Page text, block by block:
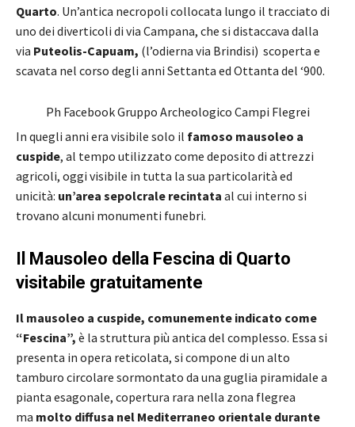
Quarto. Un’antica necropoli collocata lungo il tracciato di
uno dei diverticoli di via Campana, che si distaccava dalla
via Puteolis-Capuam, (l’odierna via Brindisi) scoperta e
scavata nel corso degli anni Settanta ed Ottanta del ‘900.
Ph Facebook Gruppo Archeologico Campi Flegrei
In quegli anni era visibile solo il famoso mausoleo a
cuspide, al tempo utilizzato come deposito di attrezzi
agricoli, oggi visibile in tutta la sua particolarità ed
unicità: un’area sepolcrale recintata al cui interno si
trovano alcuni monumenti funebri.
Il Mausoleo della Fescina di Quarto
visitabile gratuitamente
Il mausoleo a cuspide, comunemente indicato come
“Fescina”, è la struttura più antica del complesso. Essa si
presenta in opera reticolata, si compone di un alto
tamburo circolare sormontato da una guglia piramidale a
pianta esagonale, copertura rara nella zona flegrea
ma molto diffusa nel Mediterraneo orientale durante